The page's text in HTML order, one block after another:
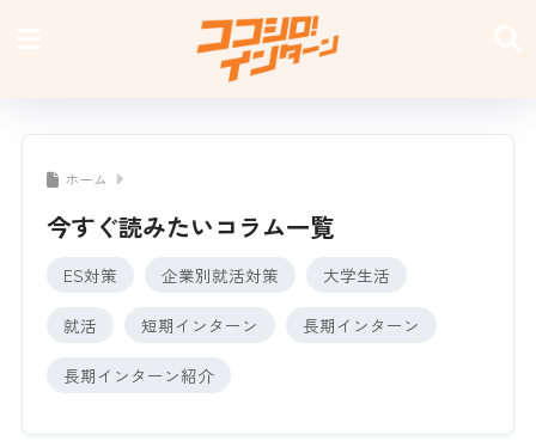
ホーム
今すぐ読みたいコラム一覧
ES対策 企業別就活対策 大学生活
就活 短期インターン 長期インターン
長期インターン紹介